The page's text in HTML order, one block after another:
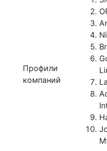
Профили
компаний